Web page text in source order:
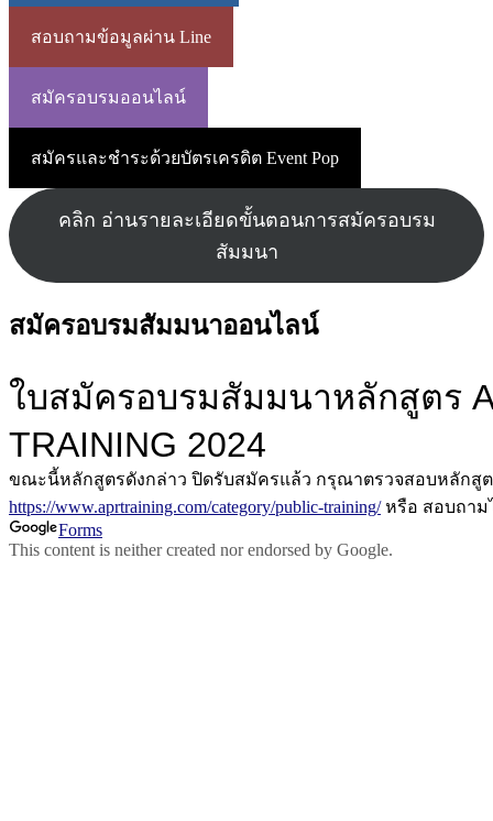
สอบถามข้อมูลผ่าน Line
สมัครอบรมออนไลน์
สมัครและชำระด้วยบัตรเครดิต Event Pop
คลิก อ่านรายละเอียดขั้นตอนการสมัครอบรม
สัมมนา
สมัครอบรมสัมมนาออนไลน์